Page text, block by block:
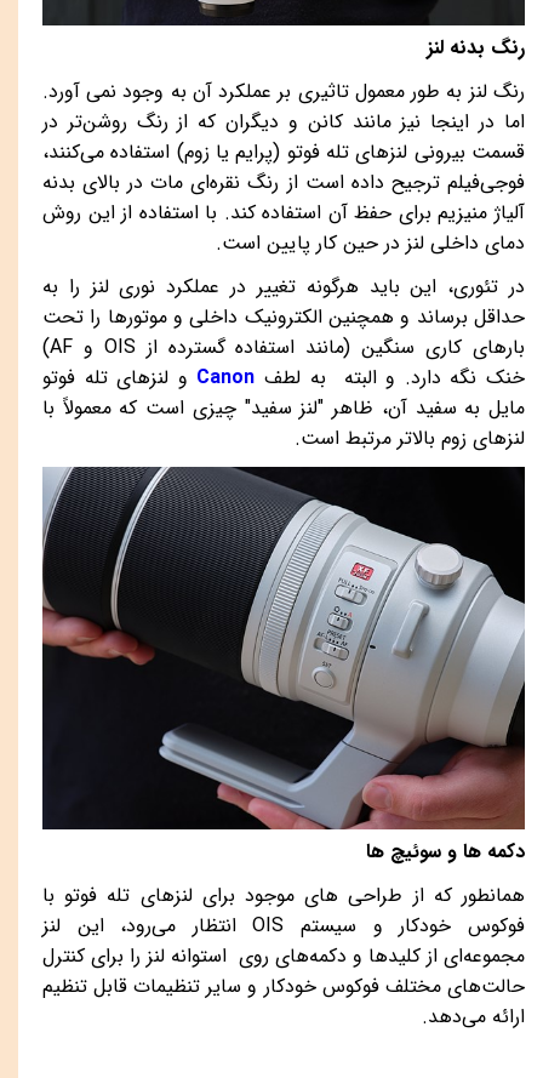
رنگ بدنه لنز
رنگ لنز به طور معمول تاثیری بر عملکرد آن به وجود نمی آورد.
اما در اینجا نیز مانند کانن و دیگران که از رنگ روشن‌تر در
قسمت بیرونی لنزهای تله فوتو (پرایم یا زوم) استفاده می‌کنند،
فوجی‌فیلم ترجیح داده است از رنگ نقره‌ای مات در بالای بدنه
آلیاژ منیزیم برای حفظ آن استفاده کند. با استفاده از این روش
دمای داخلی لنز در حین کار پایین است.
در تئوری، این باید هرگونه تغییر در عملکرد نوری لنز را به
حداقل برساند و همچنین الکترونیک داخلی و موتورها را تحت
بارهای کاری سنگین (مانند استفاده گسترده از OIS و AF
)
خنک نگه دارد. و البته به لطف Canon و لنزهای تله فوتو
مایل به سفید آن، ظاهر "لنز سفید" چیزی است که معمولاً با
لنزهای زوم بالاتر مرتبط است.
دکمه ها و سوئیچ ها
همانطور که از طراحی های موجود برای لنزهای تله فوتو با
فوکوس خودکار و سیستم OISانتظار می‌رود، این لنز
مجموعه‌ای از کلیدها و دکمه‌های روی استوانه لنز را برای کنترل
حالت‌های مختلف فوکوس خودکار و سایر تنظیمات قابل تنظیم
ارائه می‌دهد.